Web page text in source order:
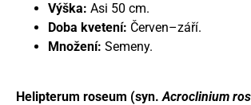
Výška: Asi 50 cm.
Doba kvetení: Červen–září.
Množení: Semeny.
Helipterum roseum (syn. Acroclinium